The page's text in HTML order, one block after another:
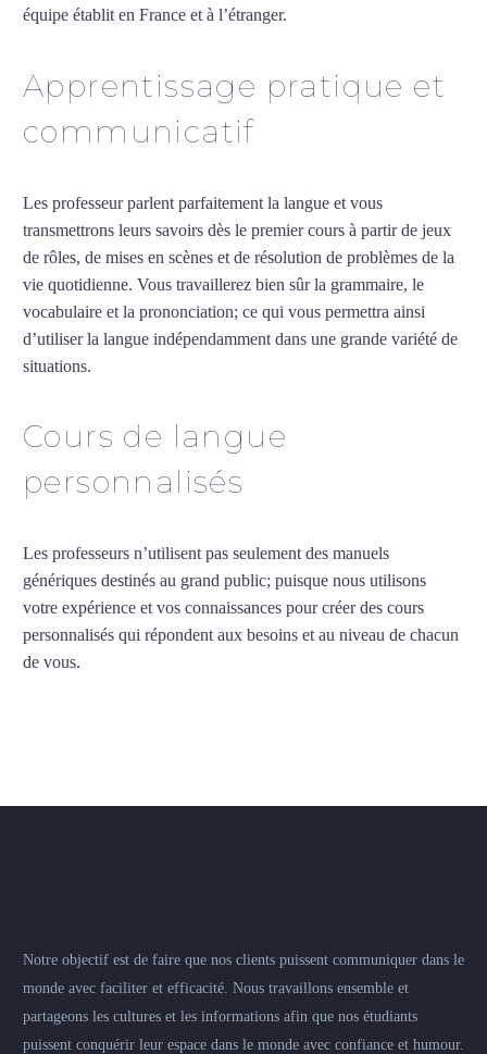
équipe établit en France et à l’étranger.
Apprentissage pratique et
communicatif
Les professeur parlent parfaitement la langue et vous
transmettrons leurs savoirs dès le premier cours à partir de jeux
de rôles, de mises en scènes et de résolution de problèmes de la
vie quotidienne. Vous travaillerez bien sûr la grammaire, le
vocabulaire et la prononciation; ce qui vous permettra ainsi
d’utiliser la langue indépendamment dans une grande variété de
situations.
Cours de langue
personnalisés
Les professeurs n’utilisent pas seulement des manuels
génériques destinés au grand public; puisque nous utilisons
votre expérience et vos connaissances pour créer des cours
personnalisés qui répondent aux besoins et au niveau de chacun
de vous.
Notre objectif est de faire que nos clients puissent communiquer dans le
monde avec faciliter et efficacité. Nous travaillons ensemble et
partageons les cultures et les informations afin que nos étudiants
puissent conquérir leur espace dans le monde avec confiance et humour.